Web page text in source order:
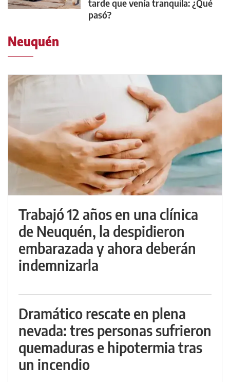
tarde que venía tranquila: ¿Qué
pasó?
Neuquén
Trabajó 12 años en una clínica
de Neuquén, la despidieron
embarazada y ahora deberán
indemnizarla
Dramático rescate en plena
nevada: tres personas sufrieron
quemaduras e hipotermia tras
un incendio